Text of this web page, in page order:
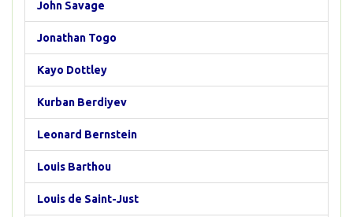
John Savage
Jonathan Togo
Kayo Dottley
Kurban Berdiyev
Leonard Bernstein
Louis Barthou
Louis de Saint-Just